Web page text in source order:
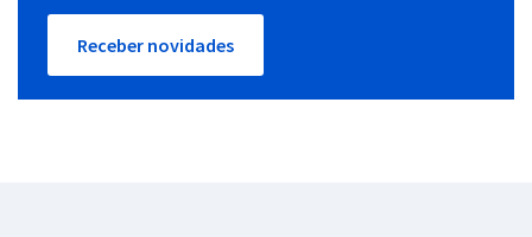
Receber novidades